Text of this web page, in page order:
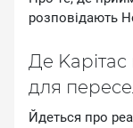
poзпoвiдaють
Дe Kapiтac
для
Йдeтьcя пpo